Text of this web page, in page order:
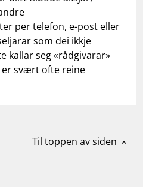
per telefon, e-post eller
som dei ikkje
kallar seg «rådgivarar»
er svært ofte reine
Til toppen av siden expand_less